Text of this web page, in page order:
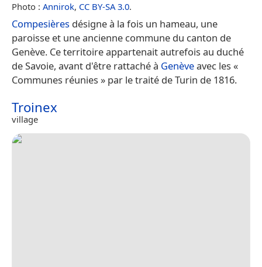
Photo : Annirok, CC BY-SA 3.0.
Compesières désigne à la fois un hameau, une
paroisse et une ancienne commune du canton de
Genève. Ce territoire appartenait autrefois au duché
de Savoie, avant d'être rattaché à Genèveavec les «
Communes réunies » par le traité de Turin de 1816.
Troinex
village